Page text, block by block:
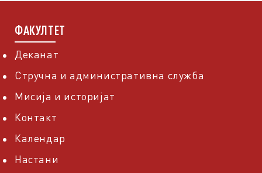
ФАКУЛТЕТ
Деканат
Стручна и административна служба
Мисија и историјат
Контакт
Календар
Настани